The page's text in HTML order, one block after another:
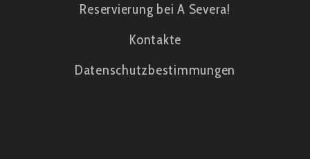
Reservierung bei A Severa!
Kontakte
Datenschutzbestimmungen